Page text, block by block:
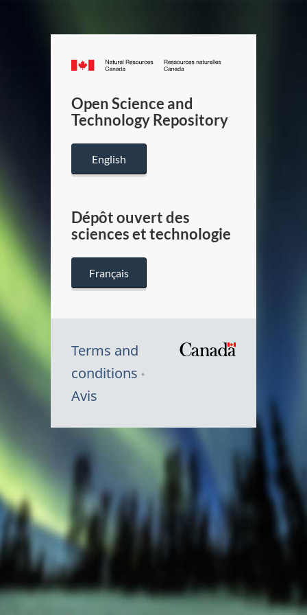
Canada.ca
/
Canada
Open Science and
Technology Repository
English
Dépôt ouvert des
sciences et technologie
Français
Terms and
conditions
Avis
Canada